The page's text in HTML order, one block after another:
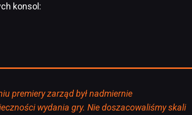
konsol:
premiery zarząd był nadmiernie
wydania gry. Nie doszacowaliśmy skali